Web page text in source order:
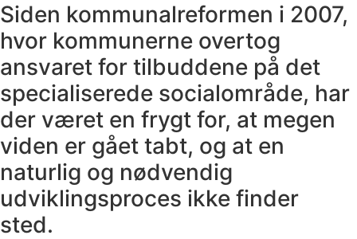
Siden kommunalreformen i 2007,
hvor kommunerne overtog
ansvaret for tilbuddene på det
specialiserede socialområde, har
der været en frygt for, at megen
viden er gået tabt, og at en
naturlig og nødvendig
udviklingsproces ikke finder
sted.